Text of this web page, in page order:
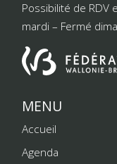
Possibilité de RDV
mardi – Fermé
MENU
Accueil
Agenda